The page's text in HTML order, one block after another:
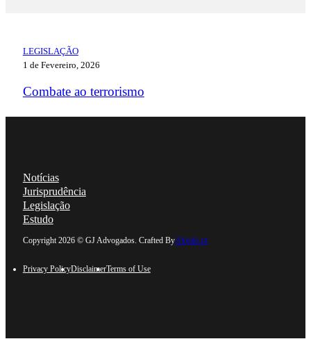
LEGISLAÇÃO
1 de Fevereiro, 2026
Combate ao terrorismo
Notícias
Jurisprudência
Legislação
Estudo
Copyright 2026 © GJ Advogados. Crafted ByAlojaki.pt
Privacy PolicyDisclaimerTerms of Use